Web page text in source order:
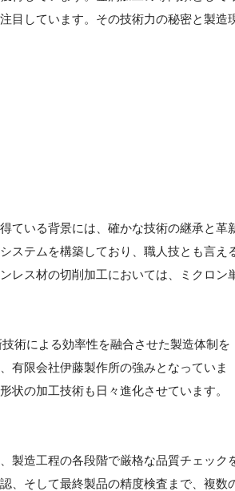
目しています。その技術力の秘密と製造
ている背景には、確かな技術の継承と革
ステムを構築しており、職人技とも言え
レス材の切削加工においては、ミクロン
術による効率性を融合させた製造体制を
有限会社伊藤製作所の強みとなっていま
状の加工技術も日々進化させています。
製造工程の各段階で厳格な品質チェック
、そして最終製品の精度検査まで、複数